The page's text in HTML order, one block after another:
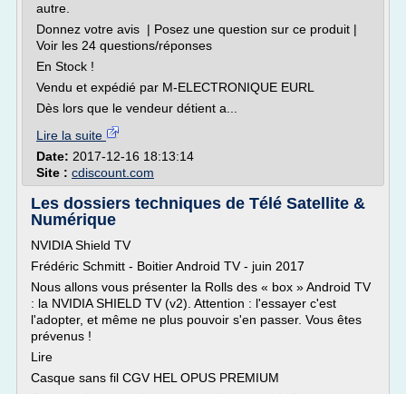
autre.
Donnez votre avis | Posez une question sur ce produit |
Voir les 24 questions/réponses
En Stock !
Vendu et expédié par M-ELECTRONIQUE EURL
Dès lors que le vendeur détient a...
Lire la suite
Date: 2017-12-16 18:13:14
Site : cdiscount.com
Les dossiers techniques de Télé Satellite &
Numérique
NVIDIA Shield TV
Frédéric Schmitt - Boitier Android TV - juin 2017
Nous allons vous présenter la Rolls des « box » Android TV
: la NVIDIA SHIELD TV (v2). Attention : l'essayer c'est
l'adopter, et même ne plus pouvoir s'en passer. Vous êtes
prévenus !
Lire
Casque sans fil CGV HEL OPUS PREMIUM